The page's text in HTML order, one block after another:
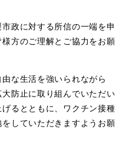
政に対する所信の一端を申
方のご理解とご協力をお願
な生活を強いられながら
防止に取り組んでいただい
るとともに、ワクチン接種
していただきますようお願